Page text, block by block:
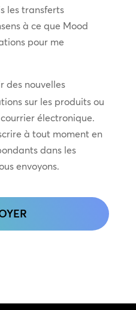
les transferts
à ce que Mood
pour me
des nouvelles
sur les produits ou
électronique.
à tout moment en
dans les
envoyons.